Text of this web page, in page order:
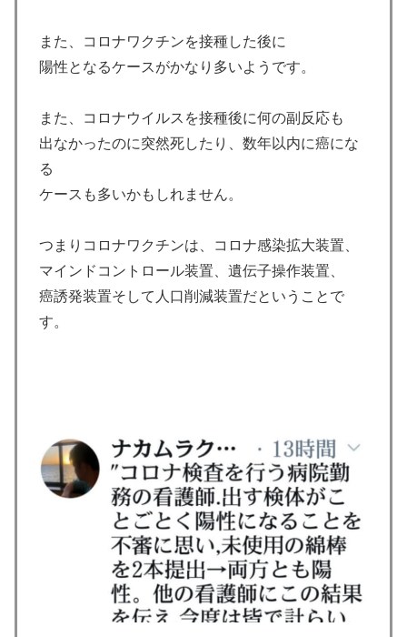
また、コロナワクチンを接種した後に
陽性となるケースがかなり多いようです。
また、コロナウイルスを接種後に何の副反応も
出なかったのに突然死したり、数年以内に癌にな
る
ケースも多いかもしれません。
つまりコロナワクチンは、コロナ感染拡大装置、
マインドコントロール装置、遺伝子操作装置、
癌誘発装置そして人口削減装置だということで
す。